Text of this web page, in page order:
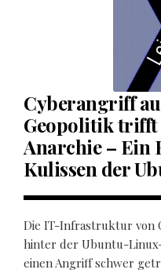
Cyberangriff
Geopolitik
Anarchie – Ein
Kulissen der
Die IT-Infrastruktur von
hinter der Ubuntu-
einen Angriff schwer